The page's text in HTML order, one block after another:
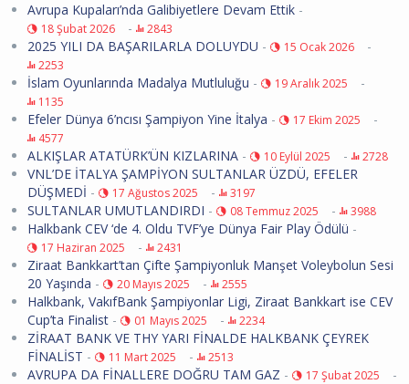
Avrupa Kupaları’nda Galibiyetlere Devam Ettik -
18 Şubat 2026 - 2843
2025 YILI DA BAŞARILARLA DOLUYDU - 15 Ocak 2026 -
2253
İslam Oyunlarında Madalya Mutluluğu - 19 Aralık 2025 -
1135
Efeler Dünya 6’ncısı Şampiyon Yine İtalya - 17 Ekim 2025 -
4577
ALKIŞLAR ATATÜRK’ÜN KIZLARINA - 10 Eylül 2025 - 2728
VNL’DE İTALYA ŞAMPİYON SULTANLAR ÜZDÜ, EFELER
DÜŞMEDİ - 17 Ağustos 2025 - 3197
SULTANLAR UMUTLANDIRDI - 08 Temmuz 2025 - 3988
Halkbank CEV ‘de 4. Oldu TVF’ye Dünya Fair Play Ödülü -
17 Haziran 2025 - 2431
Ziraat Bankkart’tan Çifte Şampiyonluk Manşet Voleybolun Sesi
20 Yaşında - 20 Mayıs 2025 - 2555
Halkbank, VakıfBank Şampiyonlar Ligi, Ziraat Bankkart ise CEV
Cup’ta Finalist - 01 Mayıs 2025 - 2234
ZİRAAT BANK VE THY YARI FİNALDE HALKBANK ÇEYREK
FİNALİST - 11 Mart 2025 - 2513
AVRUPA DA FİNALLERE DOĞRU TAM GAZ - 17 Şubat 2025 -